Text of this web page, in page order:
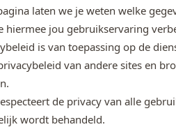
laten we je weten welke
hiermee jou gebruikservaring
is van toepassing op de
van andere sites en
de privacy van alle
wordt behandeld.